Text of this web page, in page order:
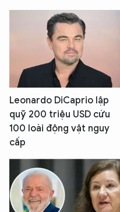
Leonardo DiCaprio lập
quỹ 200 triệu USD cứu
100 loài động vật nguy
cấp